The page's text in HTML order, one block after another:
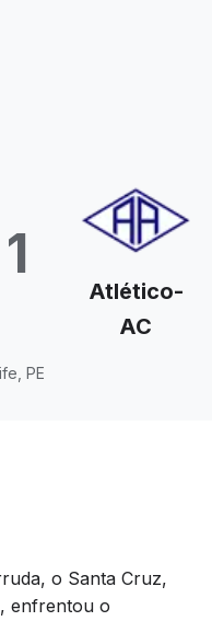
1
Atlético-
AC
PE
o Santa Cruz,
enfrentou o